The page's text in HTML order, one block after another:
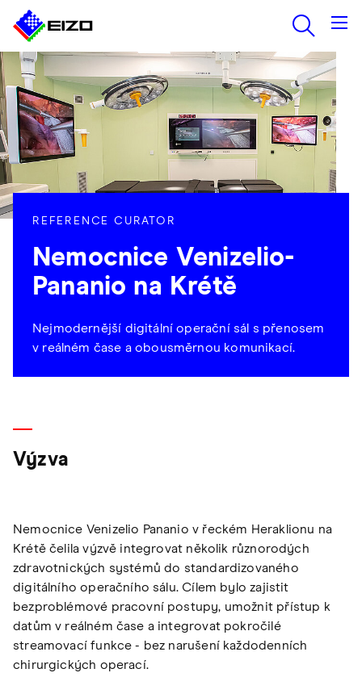
REFERENCE CURATOR
Nemocnice Venizelio-
Pananio na Krétě
Nejmodernější digitální operační sál s přenosem
v reálném čase a obousměrnou komunikací.
Výzva
Nemocnice Venizelio Pananio v řeckém Heraklionu na
Krétě čelila výzvě integrovat několik různorodých
zdravotnických systémů do standardizovaného
digitálního operačního sálu. Cílem bylo zajistit
bezproblémové pracovní postupy, umožnit přístup k
datům v reálném čase a integrovat pokročilé
streamovací funkce - bez narušení každodenních
chirurgických operací.